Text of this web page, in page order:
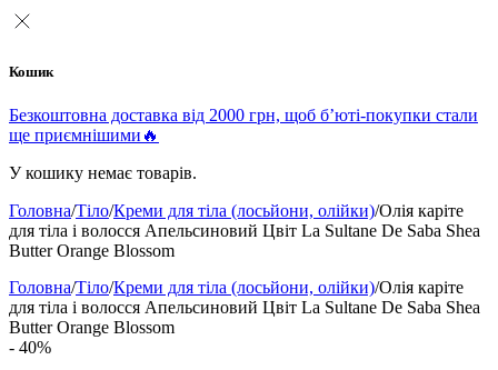
Кошик
Безкоштовна доставка від 2000 грн, щоб б’юті-покупки стали
ще приємнішими🔥
У кошику немає товарів.
Головна/Тіло/Креми для тіла (лосьйони, олійки)/Олія каріте
для тіла і волосся Апельсиновий Цвіт La Sultane De Saba Shea
Butter Orange Blossom
Головна/Тіло/Креми для тіла (лосьйони, олійки)/Олія каріте
для тіла і волосся Апельсиновий Цвіт La Sultane De Saba Shea
Butter Orange Blossom
- 40%